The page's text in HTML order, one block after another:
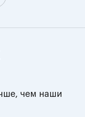
чем наши